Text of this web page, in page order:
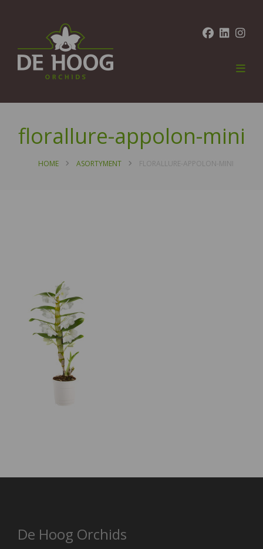
florallure-appolon-mini
HOME ASORTYMENT FLORALLURE-APPOLON-MINI
De Hoog Orchids